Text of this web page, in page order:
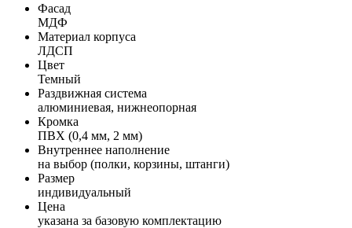
Фасад
МДФ
Материал корпуса
ЛДСП
Цвет
Темный
Раздвижная система
алюминиевая, нижнеопорная
Кромка
ПВХ (0,4 мм, 2 мм)
Внутреннее наполнение
на выбор (полки, корзины, штанги)
Размер
индивидуальный
Цена
указана за базовую комплектацию